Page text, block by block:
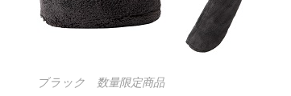
ブラック 数量限定商品